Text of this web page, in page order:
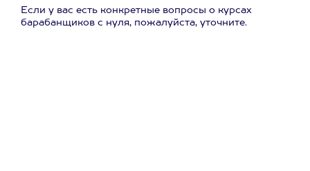
Если у вас есть конкретные вопросы о курсах
барабанщиков с нуля, пожалуйста, уточните.